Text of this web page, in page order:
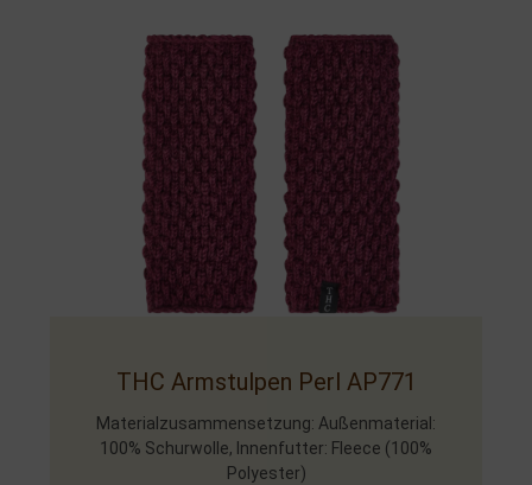
THC Armstulpen Perl AP771
Materialzusammensetzung: Außenmaterial:
100% Schurwolle, Innenfutter: Fleece (100%
Polyester)